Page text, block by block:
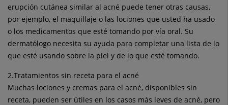
erupción cutánea similar al acné puede tener otras causas,
por ejemplo, el maquillaje o las lociones que usted ha usado
o los medicamentos que esté tomando por vía oral. Su
dermatólogo necesita su ayuda para completar una lista de lo
que esté usando sobre la piel y de lo que esté tomando.
2.Tratamientos sin receta para el acné
Muchas lociones y cremas para el acné, disponibles sin
receta, pueden ser útiles en los casos más leves de acné, pero